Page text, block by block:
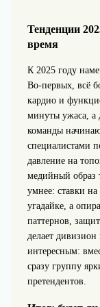
Тенденции
время
К 2025 году
Во‑первых, всё
кардио и
минуты ужаса, а
команды
специалистами
давление на
медийный образ
умнее: ставки
угадайке, а
паттернов,
делает
интересным:
сразу группу
претендентов.